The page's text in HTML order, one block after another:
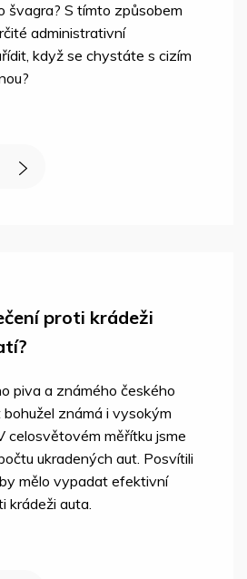
švagra? S tímto způsobem
administrativní
když se chystáte s cizím
proti krádeži
piva a známého českého
známá i vysokým
celosvětovém měřítku jsme
ukradených aut. Posvítili
mělo vypadat efektivní
krádeži auta.